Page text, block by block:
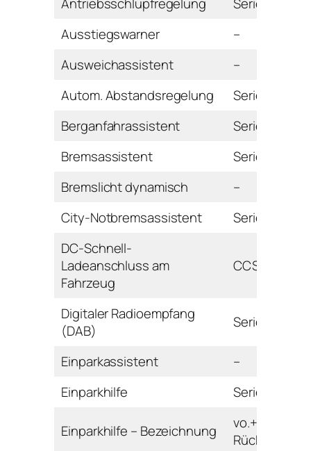
Antriebsschlupfregelung
Serie
Ausstiegswarner
–
Ausweichassistent
–
Autom. Abstandsregelung
Serie
Berganfahrassistent
Serie
Bremsassistent
Serie
Bremslicht dynamisch
–
City-Notbremsassistent
Serie
DC-Schnell-
Ladeanschluss am
Fahrzeug
CCS
Digitaler Radioempfang
(DAB)
Serie
Einparkassistent
–
Einparkhilfe
Serie
Einparkhilfe – Bezeichnung
vo.+hi. mit